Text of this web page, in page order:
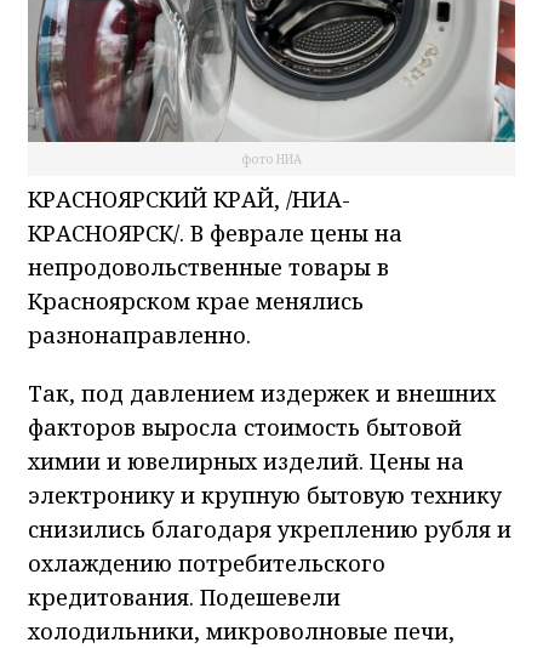
фото НИА
КРАСНОЯРСКИЙ КРАЙ, /НИА-
КРАСНОЯРСК/. В феврале цены на
непродовольственные товары в
Красноярском крае менялись
разнонаправленно.
Так, под давлением издержек и внешних
факторов выросла стоимость бытовой
химии и ювелирных изделий. Цены на
электронику и крупную бытовую технику
снизились благодаря укреплению рубля и
охлаждению потребительского
кредитования. Подешевели
холодильники, микроволновые печи,